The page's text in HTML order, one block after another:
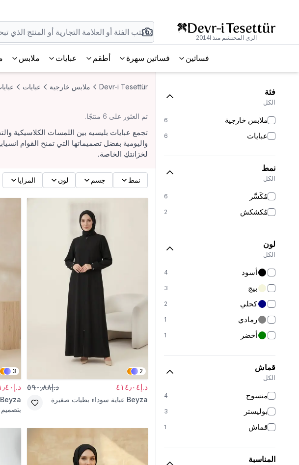
الزي المحتشم منذ 2014l
فساتين فساتين سهرة أطقم عبايات ملابس
فئة
الكل
ملابس خارجية 6
عبايات 6
نمط
الكل
مُكَسَّر 6
مُكشكش 2
لون
الكل
أسود 4
بيج 3
كحلي 2
رمادي 1
أخضر 1
قماش
الكل
منسوج 4
بوليستر 3
قماش 1
المناسبة
Devr-i Tesettür ملابس خارجية عبايات
تم العثور على 6 منتجًا.
تجمع عبايات بليسيه بين اللمسات الكلاسيكية
واليومية بفضل تصميماتها التي تمنح القوام
لخزانتكِ الخاصة.
نمط جسم لون المزايا
2
د.إ٤١٤٫٠٤ د.إ٥٩٠٫٨٨
Beyza عباية سوداء بطيات صغيرة
3
د.إ٤٠١٫٤٠
Beyza
بتصميم